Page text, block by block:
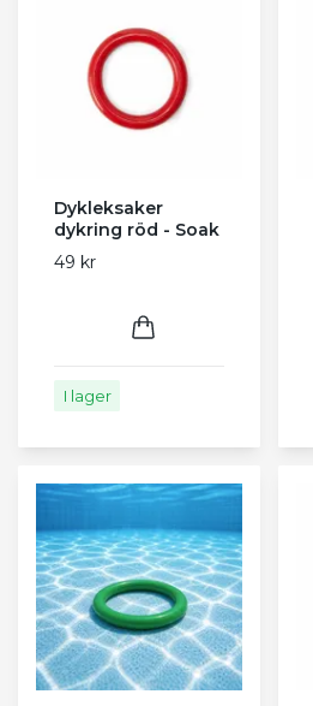
Dykleksaker
dykring röd - Soak
49 kr
I lager